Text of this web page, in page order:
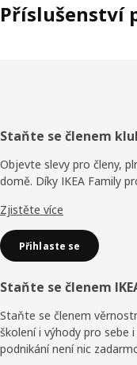
Příslušenství
Zápatí
Staňte se členem
Objevte slevy pro členy,
domě. Díky IKEA Family
Zjistěte více
Přihlaste se
Staňte se členem
Staňte se členem
školení i výhody pro sebe
podnikání není nic